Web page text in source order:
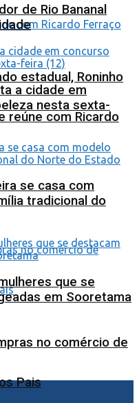
estadual, Roninho
reúne com Ricardo
no comércio de
Pais
de Rio Bananal
a cidade em
nesta sexta-
se casa com
tradicional do
que se
em Sooretama